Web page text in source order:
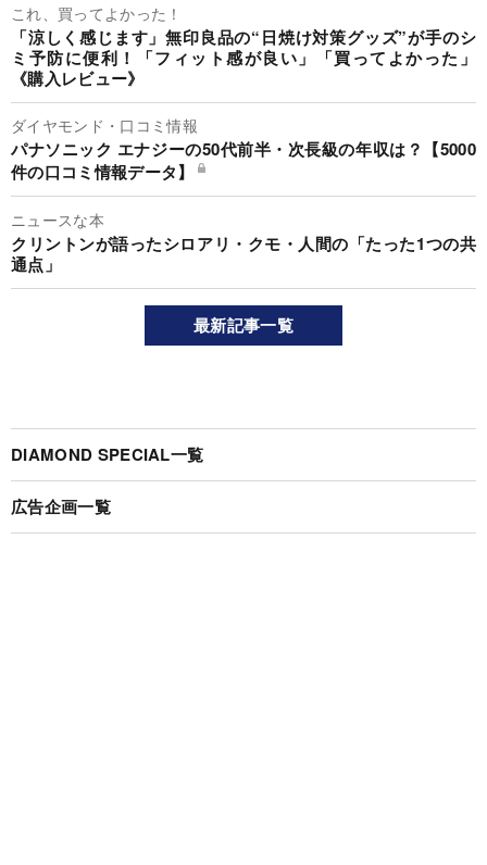
これ、買ってよかった！
「涼しく感じます」無印良品の“日焼け対策グッズ”が手のシ
ミ予防に便利！「フィット感が良い」「買ってよかった」
《購入レビュー》
ダイヤモンド・口コミ情報
パナソニック エナジーの50代前半・次長級の年収は？【5000
件の口コミ情報データ】
ニュースな本
クリントンが語ったシロアリ・クモ・人間の「たった1つの共
通点」
最新記事一覧
DIAMOND SPECIAL一覧
広告企画一覧